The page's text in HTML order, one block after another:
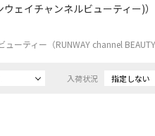
ェイチャンネルビューティー)）
ーティー（RUNWAY channel
入荷状況 指定しない